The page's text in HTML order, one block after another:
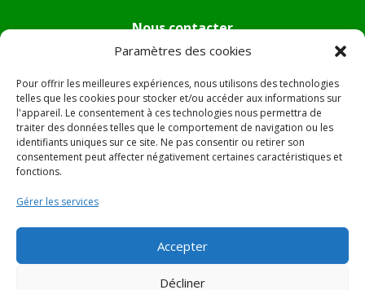
Paramètres des cookies
Pour offrir les meilleures expériences, nous utilisons des technologies
telles que les cookies pour stocker et/ou accéder aux informations sur
l'appareil. Le consentement à ces technologies nous permettra de
traiter des données telles que le comportement de navigation ou les
identifiants uniques sur ce site. Ne pas consentir ou retirer son
consentement peut affecter négativement certaines caractéristiques et
fonctions.
Gérer les services
Accepter
Décliner
Nous contacter
Tél :04.95.36.24.02
Mail:
mairie.pietradiverde@wanadoo.fr
Adresse :Hôtel de ville de Pietra di Verde
Le village
20230 Pietra di Verde
© 2022 Mairie de Pietra Di Verde – Réalisation